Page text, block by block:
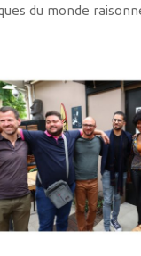
du monde